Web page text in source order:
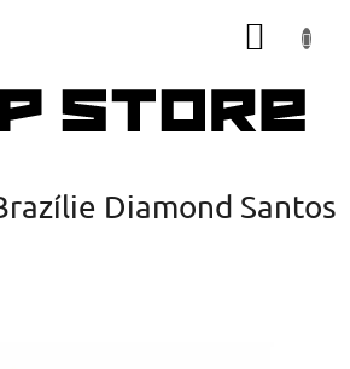
Diamond Santos